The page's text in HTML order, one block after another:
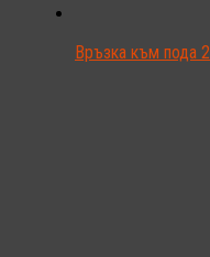
Връзка към пода 2